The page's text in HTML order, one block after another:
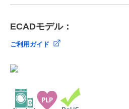
ECADモデル：
ご利用ガイド